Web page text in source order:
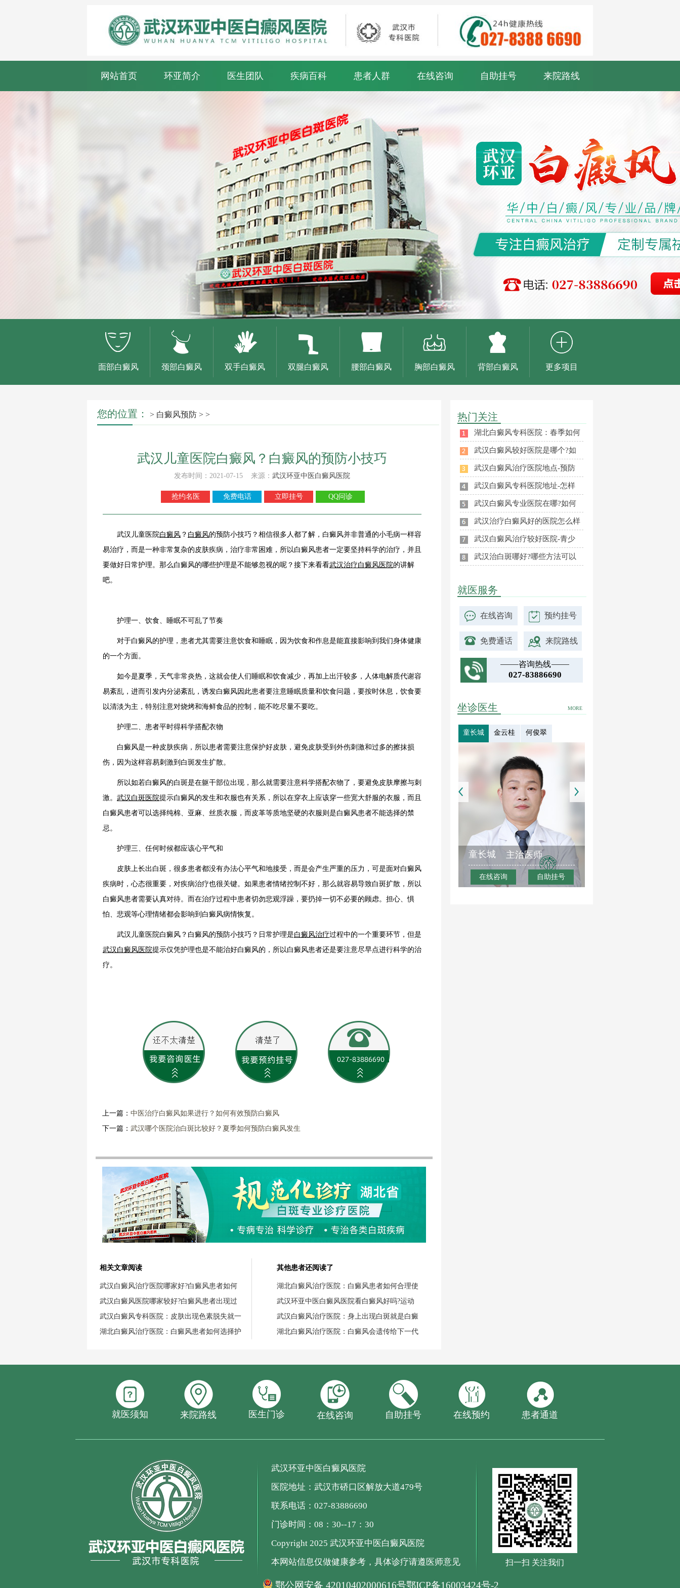
网站首页 环亚简介 医生团队 疾病百科 患者人群 在线咨询 自助挂号 来院路线
面部白癜风 颈部白癜风 双手白癜风 双腿白癜风 腰部白癜风 胸部白癜风 背部白癜风 更多项目
您的位置： > 白癜风预防 > >
武汉儿童医院白癜风？白癜风的预防小技巧
发布时间：2021-07-15 来源： 武汉环亚中医白癜风医院
抢约名医 免费电话 立即挂号 QQ问诊
武汉儿童医院白癜风 ？ 白癜风的预防小技巧？相信很多人都了解，白癜风并非普通的小毛病一样容
易治疗，而是一种非常复杂的皮肤疾病，治疗非常困难，所以白癜风患者一定要坚持科学的治疗，并且
要做好日常护理。那么白癜风的哪些护理是不能够忽视的呢？接下来看看武汉治疗白癜风医院的讲解
吧。
护理一、饮食、睡眠不可乱了节奏
对于白癜风的护理，患者尤其需要注意饮食和睡眠，因为饮食和作息是能直接影响到我们身体健康
的一个方面。
如今是夏季，天气非常炎热，这就会使人们睡眠和饮食减少，再加上出汗较多，人体电解质代谢容
易紊乱，进而引发内分泌紊乱，诱发白癜风因此患者要注意睡眠质量和饮食问题，要按时休息，饮食要
以清淡为主，特别注意对烧烤和海鲜食品的控制，能不吃尽量不要吃。
护理二、患者平时得科学搭配衣物
白癜风是一种皮肤疾病，所以患者需要注意保护好皮肤，避免皮肤受到外伤刺激和过多的擦抹损
伤，因为这样容易刺激到白斑发生扩散。
所以如若白癜风的白斑是在躯干部位出现，那么就需要注意科学搭配衣物了，要避免皮肤摩擦与刺
激。 武汉白斑医院提示白癜风的发生和衣服也有关系，所以在穿衣上应该穿一些宽大舒服的衣服，而且
白癜风患者可以选择纯棉、亚麻、丝质衣服，而皮革等质地坚硬的衣服则是白癜风患者不能选择的禁
忌。
护理三、任何时候都应该心平气和
皮肤上长出白斑，很多患者都没有办法心平气和地接受，而是会产生严重的压力，可是面对白癜风
疾病时，心态很重要，对疾病治疗也很关键。如果患者情绪控制不好，那么就容易导致白斑扩散，所以
白癜风患者需要认真对待。而在治疗过程中患者切勿悲观浮躁，要扔掉一切不必要的顾虑。担心、惧
怕、悲观等心理情绪都会影响到白癜风病情恢复。
武汉儿童医院白癜风？白癜风的预防小技巧？日常护理是白癜风治疗过程中的一个重要环节，但是
武汉白癜风医院提示仅凭护理也是不能治好白癜风的，所以白癜风患者还是要注意尽早点进行科学的治
疗。
上一篇： 中医治疗白癜风如果进行？如何有效预防白癜风
下一篇： 武汉哪个医院治白斑比较好？夏季如何预防白癜风发生
相关文章阅读
武汉白癜风治疗医院哪家好?白癜风患者如何
武汉白癜风医院哪家较好?白癜风患者出现过
武汉白癜风专科医院：皮肤出现色素脱失就一
湖北白癜风治疗医院：白癜风患者如何选择护
其他患者还阅读了
湖北白癜风治疗医院：白癜风患者如何合理使
武汉环亚中医白癜风医院看白癜风好吗?运动
武汉白癜风治疗医院：身上出现白斑就是白癜
湖北白癜风治疗医院：白癜风会遗传给下一代
热门关注
湖北白癜风专科医院：春季如何
武汉白癜风较好医院是哪个?如
武汉白癜风治疗医院地点-预防
武汉白癜风专科医院地址-怎样
武汉白癜风专业医院在哪?如何
武汉治疗白癜风好的医院怎么样
武汉白癜风治疗较好医院-青少
武汉治白斑哪好?哪些方法可以
就医服务
在线咨询 预约挂号
免费通话 来院路线
咨询热线
027-83886690
MORE
坐诊医生
童长城 金云桂 何俊翠
童长城 主治医师
在线咨询 自助挂号
就医须知 来院路线 医生门诊 在线咨询 自助挂号 在线预约 患者通道
武汉环亚中医白癜风医院
医院地址：武汉市硚口区解放大道479号
联系电话：027-83886690
门诊时间：08：30--17：30
Copyright 2025 武汉环亚中医白癜风医院
本网站信息仅做健康参考，具体诊疗请遵医师意见
扫一扫 关注我们
鄂公网安备 42010402000616号鄂ICP备16003424号-2